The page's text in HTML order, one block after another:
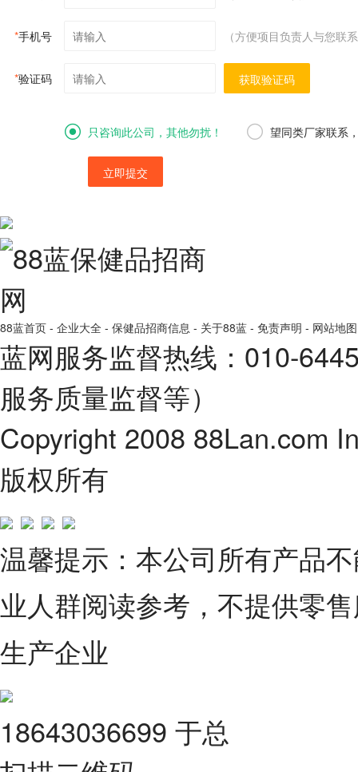
*手机号 （方便项目负责人与您联
*验证码 获取验证码
只咨询此公司，其他勿扰！ 望同类厂家联系
立即提交
88蓝首页 - 企业大全 - 保健品招商信息 - 关于88蓝 - 免责声明 - 网站地图
蓝网服务监督热线：010-
服务质量监督等）
Copyright 2008 88Lan.com
版权所有
温馨提示：本公司所有产品
业人群阅读参考，不提供零
生产企业
18643036699 于总